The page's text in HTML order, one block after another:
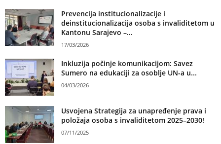
Prevencija institucionalizacije i
deinstitucionalizacija osoba s invaliditetom u
Kantonu Sarajevo –...
17/03/2026
Inkluzija počinje komunikacijom: Savez
Sumero na edukaciji za osoblje UN-a u...
04/03/2026
Usvojena Strategija za unapređenje prava i
položaja osoba s invaliditetom 2025–2030!
07/11/2025